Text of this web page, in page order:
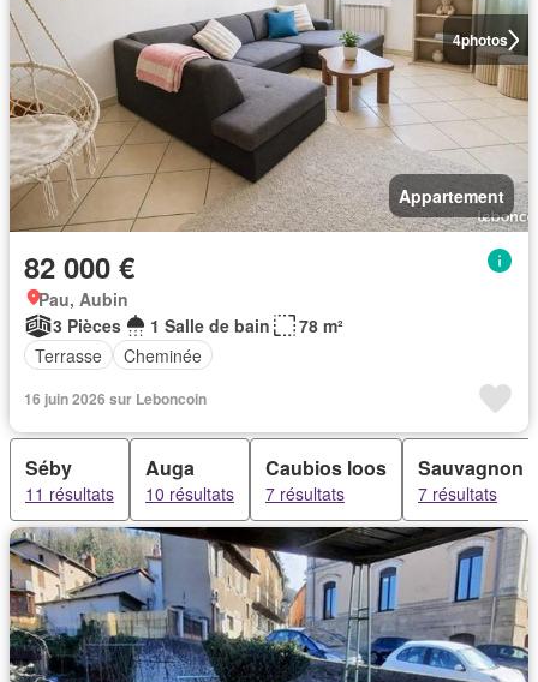
4photos
Appartement
82 000 €
Pau, Aubin
3 Pièces
1 Salle de bain
78 m²
Terrasse
Cheminée
16 juin 2026 sur Leboncoin
Séby
11 résultats
Auga
10 résultats
Caubios loos
7 résultats
Sauvagnon
7 résultats